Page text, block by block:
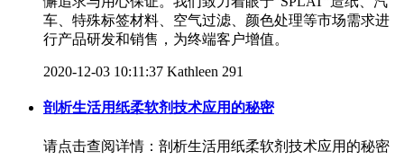
车、特殊标签材料、空气过滤、颜色处理等市场需求进
行产品研发和销售，为终端客户增值。
2020-12-03 10:11:37 Kathleen 291
剖析生活用纸柔软剂技术应用的秘密​
请点击查阅详情：剖析生活用纸柔软剂技术应用的秘密